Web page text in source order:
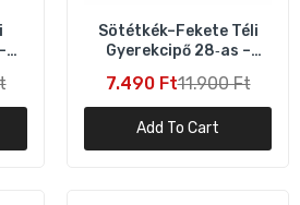
Sötétkék–Fekete Téli
Gyerekcipő 28‑as –
7.490 Ft11.900 Ft
Add To Cart